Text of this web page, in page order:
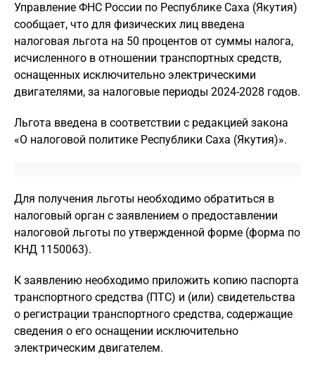
Управление ФНС России по Республике Саха (Якутия)
сообщает, что для физических лиц введена
налоговая льгота на 50 процентов от суммы налога,
исчисленного в отношении транспортных средств,
оснащенных исключительно электрическими
двигателями, за налоговые периоды 2024-2028 годов.
Льгота введена в соответствии с редакцией закона
«О налоговой политике Республики Саха (Якутия)».
Для получения льготы необходимо обратиться в
налоговый орган с заявлением о предоставлении
налоговой льготы по утвержденной форме (форма по
КНД 1150063).
К заявлению необходимо приложить копию паспорта
транспортного средства (ПТС) и (или) свидетельства
о регистрации транспортного средства, содержащие
сведения о его оснащении исключительно
электрическим двигателем.